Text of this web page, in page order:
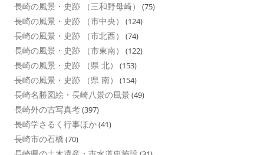
長崎の風景・史跡 （三和野母崎） (75)
長崎の風景・史跡 （市中央） (124)
長崎の風景・史跡 （市北西） (74)
長崎の風景・史跡 （市東南） (122)
長崎の風景・史跡 （県 北） (153)
長崎の風景・史跡 （県 南） (154)
長崎名勝図絵・長崎八景の風景 (49)
長崎外の古写真考(397)
長崎学さるく行事ほか(41)
長崎市の石橋 (70)